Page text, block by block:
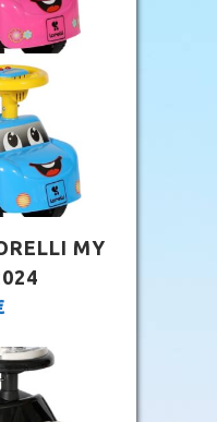
MY